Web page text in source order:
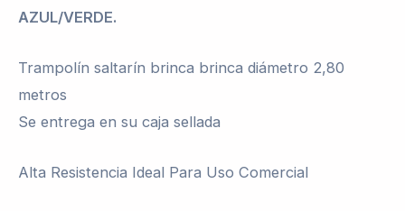
AZUL/VERDE.
Trampolín saltarín brinca brinca diámetro 2,80
metros
Se entrega en su caja sellada
Alta Resistencia Ideal Para Uso Comercial